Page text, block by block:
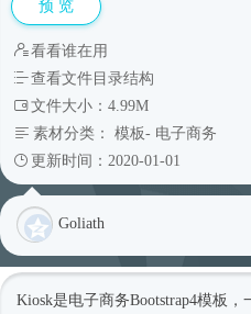
预 览
看看谁在用
查看文件目录结构
文件大小：4.99M
素材分类： 模板- 电子商务
更新时间：2020-01-01
Goliath
Kiosk是电子商务Bootstrap4模板，